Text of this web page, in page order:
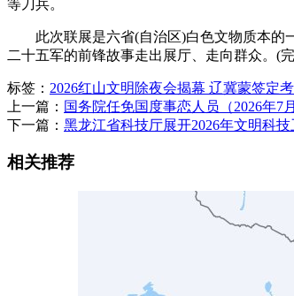
等刀兵。
此次联展是六省(自治区)白色文物质本的一次集
二十五军的前锋故事走出展厅、走向群众。(
标签： 2026红山文明除夜会揭幕 辽冀蒙签定
上一篇： 国务院任免国度事恋人员（2026年7月
下一篇： 黑龙江省科技厅展开2026年文明科
相关推荐